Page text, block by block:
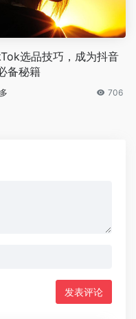
选品技巧，成为抖音
备秘籍
706
发表评论